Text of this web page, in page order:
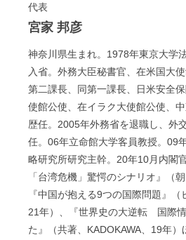
代表
宮家 邦彦
神奈川県生まれ。1978年東京大学
入省。外務大臣秘書官、在米国大
第二課長、同第一課長、日米安全
使館公使、在イラク大使館公使、
歴任。2005年外務省を退職し、外
任。06年立命館大学客員教授。09
略研究所研究主幹。20年10月内閣
「台湾危機」驚愕のシナリオ』（
『中国が抱える9つの国際問題』（
21年）、『世界史の大逆転 国際
た』（共著、KADOKAWA、19年）